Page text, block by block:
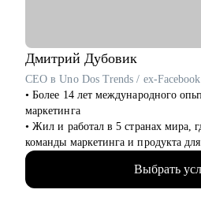
Дмитрий Дубовик
CEO в Uno Dos Trends / ex-Facebook
• Более 14 лет международного
маркетинга
• Жил и работал в 5 странах мира,
команды маркетинга и продукта
рынках США и Европы
• Вывел на рынок UK мобильное
в роли CMO
Выбрать